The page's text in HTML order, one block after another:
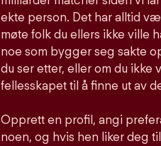
ekte person. Det har alltid
møte folk du ellers ikke ville
noe som bygger seg sakte
du ser etter, eller om du ikke
fellesskapet til å finne ut av
Opprett en profil, angi
noen, og hvis hen liker deg